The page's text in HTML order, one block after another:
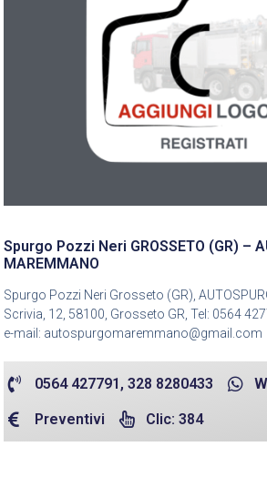
Spurgo Pozzi Neri GROSSETO (GR) –
MAREMMANO
Spurgo Pozzi Neri Grosseto (GR),
Scrivia, 12, 58100, Grosseto GR, Tel: 0564
e-mail: autospurgomaremmano@gmail.com
0564 427791, 328 8280433
Preventivi Clic: 384